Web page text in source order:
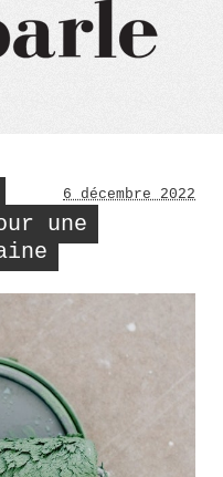
une
6 décembre 2022